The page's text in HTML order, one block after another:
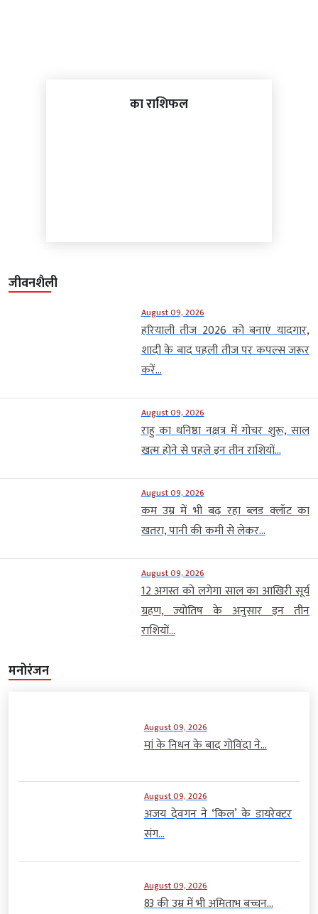
का राशिफल
जीवनशैली
August 09, 2026
हरियाली तीज 2026 को बनाएं यादगार,
शादी के बाद पहली तीज पर कपल्स जरूर
करें...
August 09, 2026
राहु का धनिष्ठा नक्षत्र में गोचर शुरू, साल
खत्म होने से पहले इन तीन राशियों...
August 09, 2026
कम उम्र में भी बढ़ रहा ब्लड क्लॉट का
खतरा, पानी की कमी से लेकर...
August 09, 2026
12 अगस्त को लगेगा साल का आखिरी सूर्य
ग्रहण, ज्योतिष के अनुसार इन तीन
राशियों...
मनोरंजन
August 09, 2026
मां के निधन के बाद गोविंदा ने...
August 09, 2026
अजय देवगन ने ‘किल’ के डायरेक्टर
संग...
August 09, 2026
83 की उम्र में भी अमिताभ बच्चन...